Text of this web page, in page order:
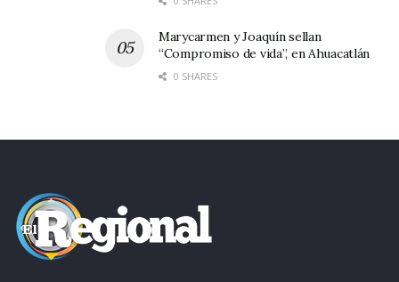
Marycarmen y Joaquín sellan
“Compromiso de vida”, en Ahuacatlán
0 SHARES